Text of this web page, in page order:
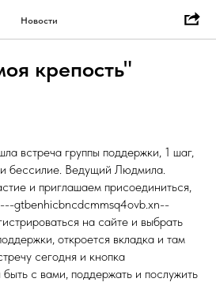
Новости
крепость"
встреча группы поддержки, 1 шаг,
и бессилие. Ведущий Людмила.
и приглашаем присоединиться,
gtbenhicbncdcmmsq4ovb.xn--
на сайте и выбрать
откроется вкладка и там
сегодня и кнопка
с вами, поддержать и послужить